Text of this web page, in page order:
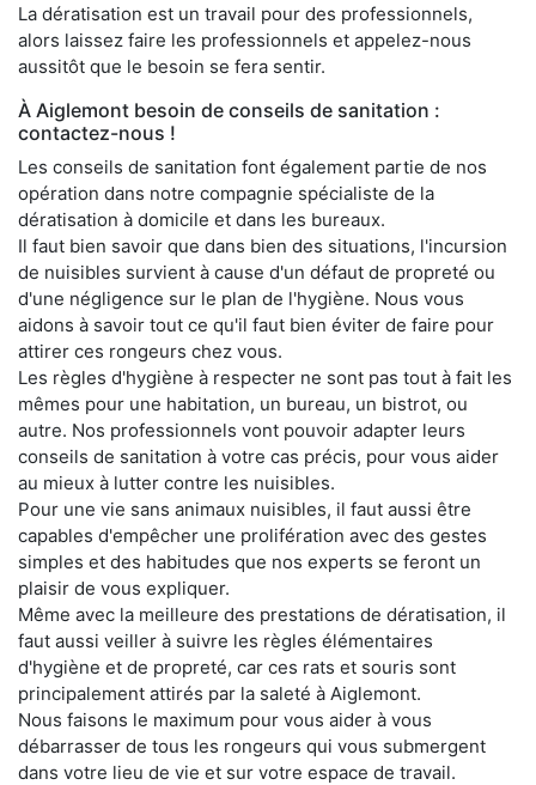
La dératisation est un travail pour des professionnels,
alors laissez faire les professionnels et appelez-nous
aussitôt que le besoin se fera sentir.
À Aiglemont besoin de conseils de sanitation :
contactez-nous !
Les conseils de sanitation font également partie de nos
opération dans notre compagnie spécialiste de la
dératisation à domicile et dans les bureaux.
Il faut bien savoir que dans bien des situations, l'incursion
de nuisibles survient à cause d'un défaut de propreté ou
d'une négligence sur le plan de l'hygiène. Nous vous
aidons à savoir tout ce qu'il faut bien éviter de faire pour
attirer ces rongeurs chez vous.
Les règles d'hygiène à respecter ne sont pas tout à fait les
mêmes pour une habitation, un bureau, un bistrot, ou
autre. Nos professionnels vont pouvoir adapter leurs
conseils de sanitation à votre cas précis, pour vous aider
au mieux à lutter contre les nuisibles.
Pour une vie sans animaux nuisibles, il faut aussi être
capables d'empêcher une prolifération avec des gestes
simples et des habitudes que nos experts se feront un
plaisir de vous expliquer.
Même avec la meilleure des prestations de dératisation, il
faut aussi veiller à suivre les règles élémentaires
d'hygiène et de propreté, car ces rats et souris sont
principalement attirés par la saleté à Aiglemont.
Nous faisons le maximum pour vous aider à vous
débarrasser de tous les rongeurs qui vous submergent
dans votre lieu de vie et sur votre espace de travail.